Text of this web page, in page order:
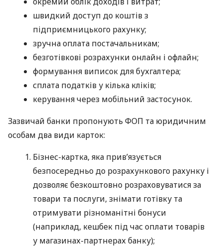
швидкий доступ до коштів з
підприємницького рахунку;
зручна оплата постачальникам;
безготівкові розрахунки онлайн і офлайн;
формування виписок для бухгалтера;
сплата податків у кілька кліків;
керування через мобільний застосунок.
Зазвичай банки пропонують ФОП та юридичним
особам два види карток:
Бізнес-картка, яка прив’язується
безпосередньо до розрахункового рахунку і
дозволяє безкоштовно розраховуватися за
товари та послуги, знімати готівку та
отримувати різноманітні бонуси
(наприклад, кешбек під час оплати товарів
у магазинах-партнерах банку);